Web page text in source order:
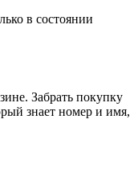
в состоянии
Забрать покупку
знает номер и имя,